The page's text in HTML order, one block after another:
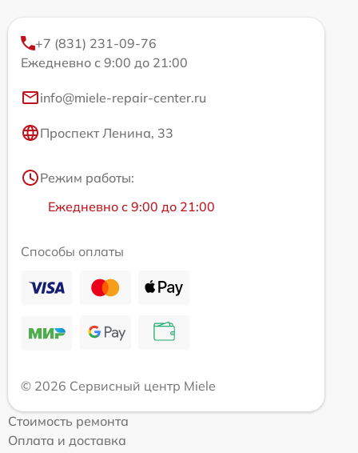
+7 (831) 231-09-76
Ежедневно с 9:00 до 21:00
info@miele-repair-center.ru
Проспект Ленина, 33
Режим работы:
Ежедневно с 9:00 до 21:00
Способы оплаты
© 2026 Сервисный центр Miele
Стоимость ремонта
Оплата и доставка